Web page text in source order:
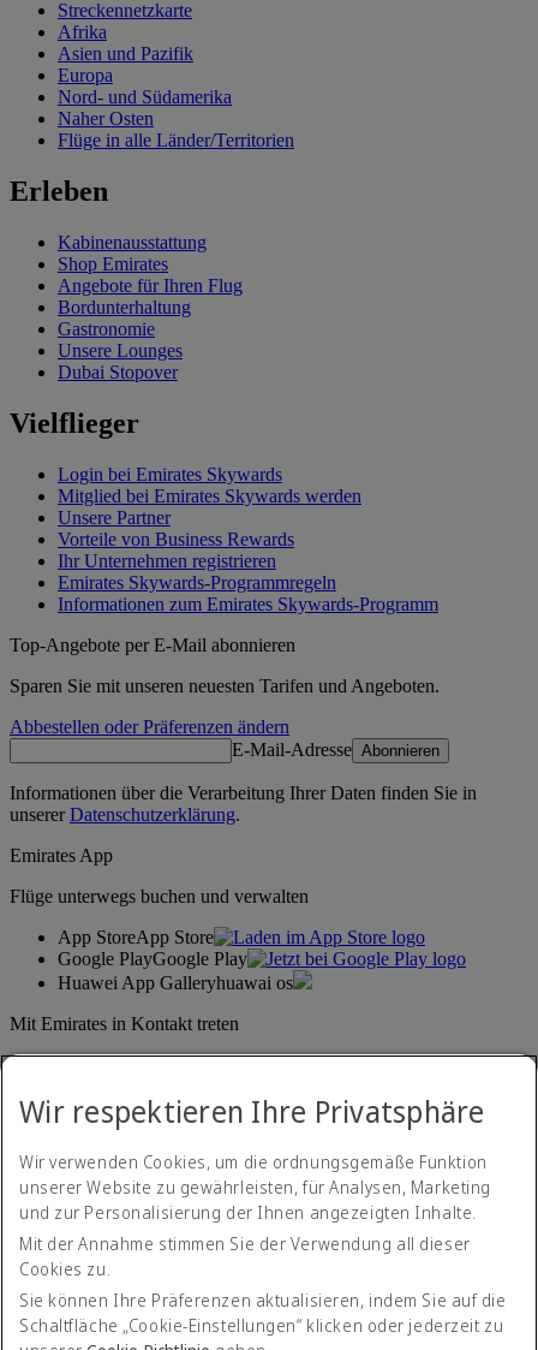
Streckennetzkarte
Afrika
Asien und Pazifik
Europa
Nord- und Südamerika
Naher Osten
Flüge in alle Länder/Territorien
Erleben
Kabinenausstattung
Shop Emirates
Angebote für Ihren Flug
Bordunterhaltung
Gastronomie
Unsere Lounges
Dubai Stopover
Vielflieger
Login bei Emirates Skywards
Mitglied bei Emirates Skywards werden
Unsere Partner
Vorteile von Business Rewards
Ihr Unternehmen registrieren
Emirates Skywards-Programmregeln
Informationen zum Emirates Skywards-Programm
Top-Angebote per E-Mail abonnieren
Sparen Sie mit unseren neuesten Tarifen und Angeboten.
Abbestellen oder Präferenzen ändern
E-Mail-Adresse Abonnieren
Informationen über die Verarbeitung Ihrer Daten finden Sie in
unsererDatenschutzerklärung.
Emirates App
Flüge unterwegs buchen und verwalten
App StoreApp Store
Google PlayGoogle Play
Huawei App Galleryhuawai os
Mit Emirates in Kontakt treten
Erklärung zur Barrierefreiheit
Kontakt
Datenschutzerklärung
Geschäftsbedingungen
Wir respektieren Ihre Privatsphäre
Wir verwenden Cookies, um die ordnungsgemäße Funktion
unserer Website zu gewährleisten, für Analysen, Marketing
und zur Personalisierung der Ihnen angezeigten Inhalte.
Mit der Annahme stimmen Sie der Verwendung all dieser
Cookies zu.
Sie können Ihre Präferenzen aktualisieren, indem Sie auf die
Schaltfläche „Cookie-Einstellungen“ klicken oder jederzeit zu